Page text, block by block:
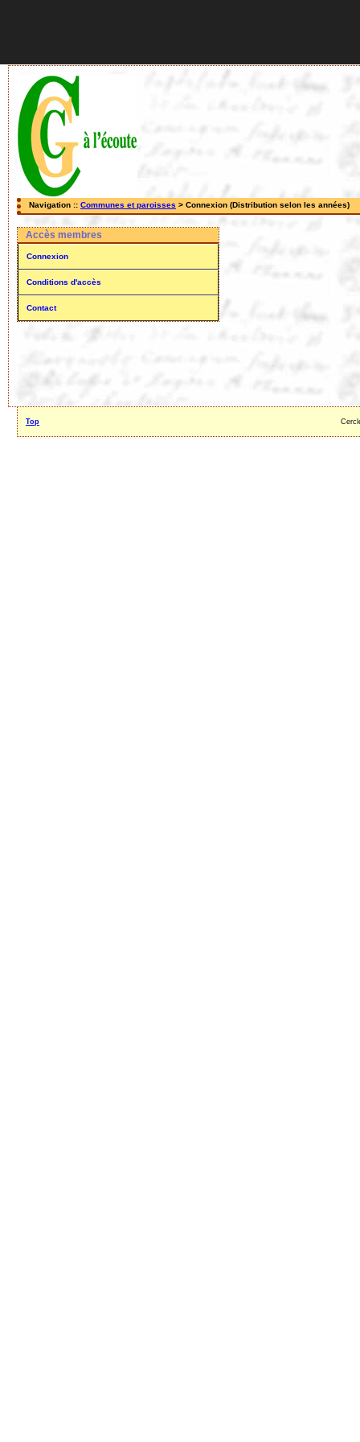
Navigation :: Communes et paroisses > Connexion (Distribution selon les années)
Accès membres
Connexion
Conditions d'accès
Contact
Top